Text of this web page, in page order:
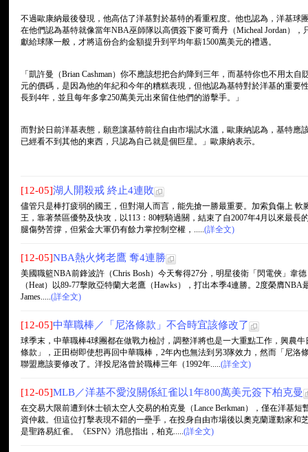
不過歐康納最後發現，他高估了洋基對於基特的看重程度。他也認為，洋基球
在他們認為基特就像當年NBA巫師隊以高價簽下麥可喬丹（Micheal Jordan）
獻給球隊一般，才將這份合約金額提升到平均年薪1500萬美元的禮遇。
「凱許曼（Brian Cashman）你不應該想把合約降到三年，而基特你也不用太
元的價碼，是因為他的年紀和今年的糟糕表現，但他認為基特對於洋基的重要
長到4年，並且每年多拿250萬美元出來留住他們的游擊手。」
而對於日前洋基表態，願意讓基特前往自由市場試水溫，歐康納認為，基特應
已經看不到其他的東西，只認為自己就是個巨星。」歐康納表示。
[12-05]湖人開殺戒 終止4連敗
儘管只是棒打疲弱的國王，但對湖人而言，能先搶一勝最重要。加索負傷上
王，靠著禁區優勢及快攻，以113：80輕騎過關，結束了自2007年4月以來最長
腿傷勢苦撐，但紫金大軍仍有餘力掌控制空權，.....(詳全文)
[12-05]NBA熱火烤老鷹 奪4連勝
美國職籃NBA前鋒波許（Chris Bosh）今天奪得27分，明星後衛「閃電俠」韋
（Heat）以89-77擊敗亞特蘭大老鷹（Hawks），打出本季4連勝。2度榮膺
James.....(詳全文)
[12-05]中華職棒／「尼洛條款」不合時宜該修改了
球季末，中華職棒4球團都在做戰力檢討，調整洋將也是一大重點工作，興農
條款」，正田樹即使想再回中華職棒，2年內也無法到另3隊效力，然而「尼洛
聯盟應該要修改了。洋投尼洛曾於職棒三年（1992年.....(詳全文)
[12-05]MLB／洋基不愛沒關係紅雀以1年800萬美元簽下柏克曼
在交易大限前遭到休士頓太空人交易的柏克曼（Lance Berkman），僅在洋基
資仲裁。但這位打擊表現不錯的一壘手，在投身自由市場後以奧克蘭運動家和
是聖路易紅雀。《ESPN》消息指出，柏克.....(詳全文)